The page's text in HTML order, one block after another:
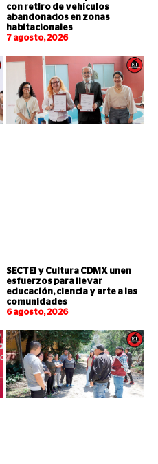
con retiro de vehículos
abandonados en zonas
habitacionales
7 agosto, 2026
SECTEI y Cultura CDMX unen
esfuerzos para llevar
educación, ciencia y arte a las
comunidades
6 agosto, 2026